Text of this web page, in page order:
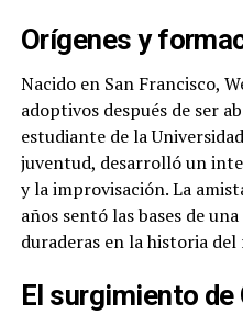
Orígenes y
Nacido en San Francisco,
adoptivos después de ser
estudiante de la
juventud, desarrolló un
y la improvisación. La
años sentó las bases de
duraderas en la historia del
El surgimiento de